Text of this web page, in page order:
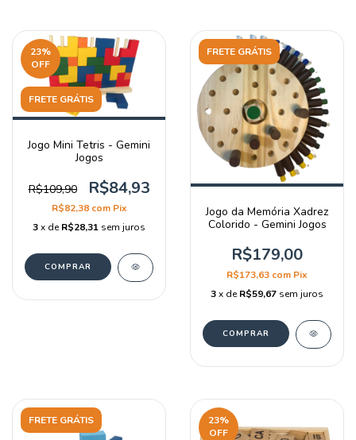
23%
OFF
FRETE GRÁTIS
Jogo Mini Tetris - Gemini
Jogos
R$109,90 R$84,93
R$82,38 com Pix
3x deR$28,31 sem juros
FRETE GRÁTIS
Jogo da Memória Xadrez
Colorido - Gemini Jogos
R$179,00
R$173,63 com Pix
3x deR$59,67 sem juros
FRETE GRÁTIS 23%
OFF